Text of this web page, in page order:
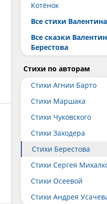
Котёнок
Все стихи
Все сказки
Берестова
Стихи по авторам
Стихи Агнии Барто
Стихи Маршака
Стихи Чуковского
Стихи Заходера
Стихи Берестова
Стихи Сергея
Стихи Осеевой
Стихи Андрея